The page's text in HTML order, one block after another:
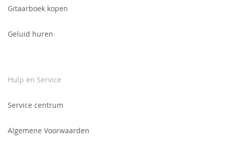
Gitaarboek kopen
Geluid huren
Hulp en Service
Service centrum
Algemene Voorwaarden